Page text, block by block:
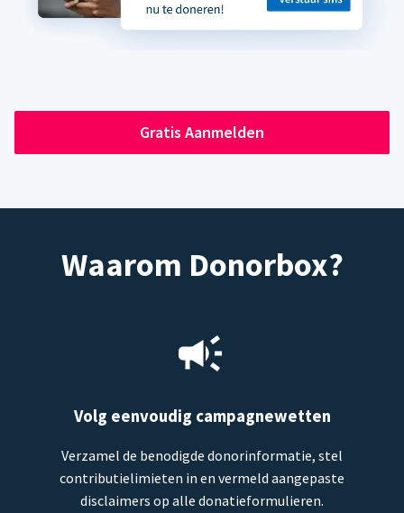
Gratis Aanmelden
Waarom Donorbox?
Volg eenvoudig campagnewetten
Verzamel de benodigde donorinformatie, stel
contributielimieten in en vermeld aangepaste
disclaimers op alle donatieformulieren.